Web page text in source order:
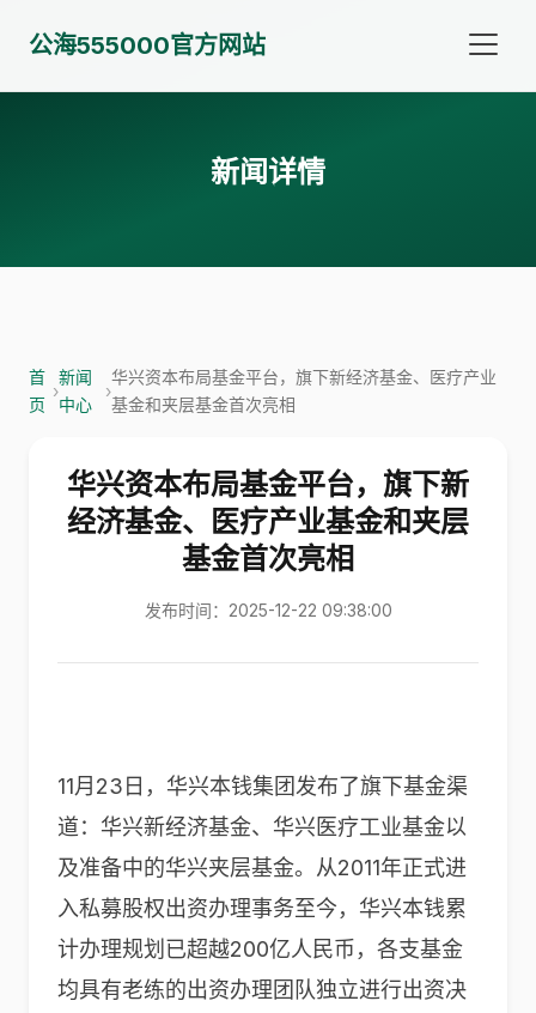
公海555000官方网站
新闻详情
首
页
›
新闻
中心
›
华兴资本布局基金平台，旗下新经济基金、医疗产业
基金和夹层基金首次亮相
华兴资本布局基金平台，旗下新
经济基金、医疗产业基金和夹层
基金首次亮相
发布时间：2025-12-22 09:38:00
11月23日，华兴本钱集团发布了旗下基金渠
道：华兴新经济基金、华兴医疗工业基金以
及准备中的华兴夹层基金。从2011年正式进
入私募股权出资办理事务至今，华兴本钱累
计办理规划已超越200亿人民币，各支基金
均具有老练的出资办理团队独立进行出资决